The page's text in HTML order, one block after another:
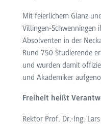
Mit feierlichem Glanz
Villingen-Schwenningen
Absolventen in der
Rund 750 Studierende
und wurden damit
und Akademiker
Freiheit heißt
Rektor Prof. Dr.-Ing.